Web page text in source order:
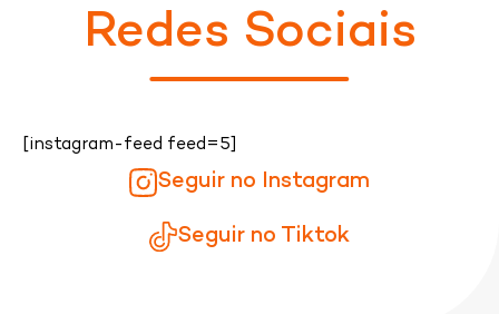
Redes Sociais
[instagram-feed feed=5]
Seguir no Instagram
Seguir no Tiktok